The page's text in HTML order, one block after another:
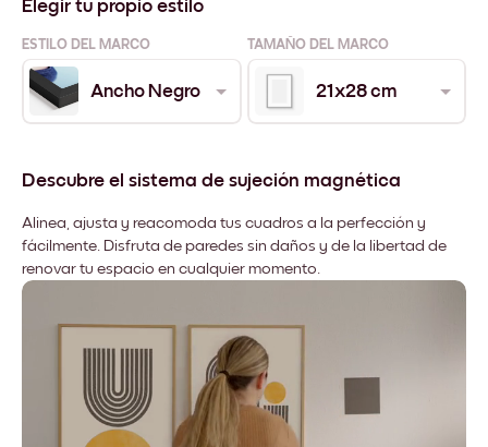
Elegir tu propio estilo
ESTILO DEL MARCO TAMAÑO DEL MARCO
Ancho Negro 21x28 cm
Descubre el sistema de sujeción magnética
Alinea, ajusta y reacomoda tus cuadros a la perfección y
fácilmente. Disfruta de paredes sin daños y de la libertad de
renovar tu espacio en cualquier momento.